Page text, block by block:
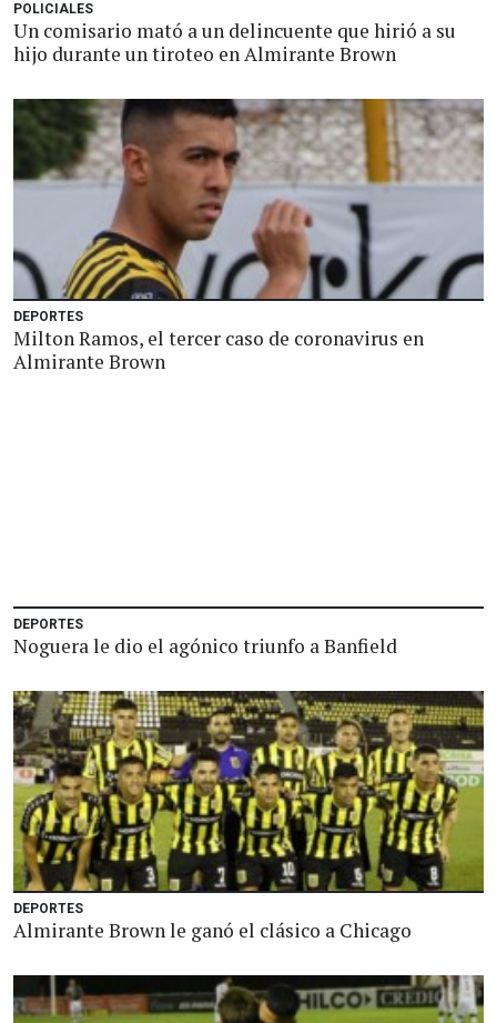
POLICIALES
Un comisario mató a un delincuente que hirió a su
hijo durante un tiroteo en Almirante Brown
DEPORTES
Milton Ramos, el tercer caso de coronavirus en
Almirante Brown
DEPORTES
Noguera le dio el agónico triunfo a Banfield
DEPORTES
Almirante Brown le ganó el clásico a Chicago